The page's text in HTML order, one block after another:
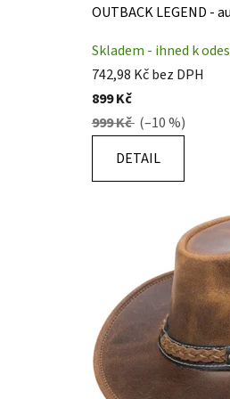
OUTBACK LEGEND -
Skladem - ihned k
742,98 Kč bez DPH
899 Kč
999 Kč (–10 %)
DETAIL